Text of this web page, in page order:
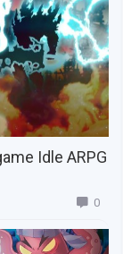
Idle ARPG
0